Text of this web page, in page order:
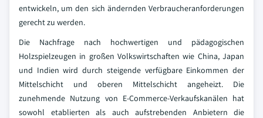
entwickeln, um den sich ändernden Verbraucheranforderungen
gerecht zu werden.
Die Nachfrage nach hochwertigen und pädagogischen
Holzspielzeugen in großen Volkswirtschaften wie China, Japan
und Indien wird durch steigende verfügbare Einkommen der
Mittelschicht und oberen Mittelschicht angeheizt. Die
zunehmende Nutzung von E-Commerce-Verkaufskanälen hat
sowohl etablierten als auch aufstrebenden Anbietern die